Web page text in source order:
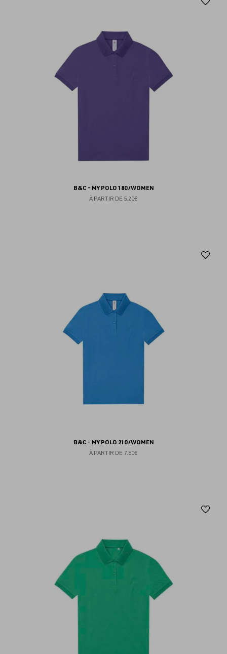
B&C - MY POLO 180 /WOMEN
À PARTIR DE 5.20€
B&C - MY POLO 210 /WOMEN
À PARTIR DE 7.80€